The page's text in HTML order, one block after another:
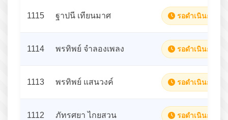
1115 ฐาปนี เทียนมาศ รอดำเนินการ
1114 พรทิพย์ จำลองเพลง รอดำเนินการ
1113 พรทิพย์ แสนวงค์ รอดำเนินการ
1112 ภัทรศยา ไกยสวน รอดำเนินการ